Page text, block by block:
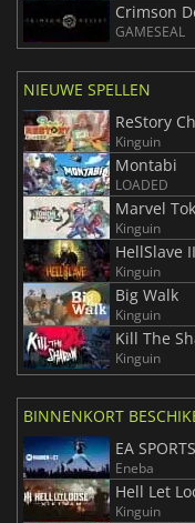
Crimson
GAMESEAL
NIEUWE SPELLEN
ReStory
Kinguin
Montabi
LOADED
Marvel
Kinguin
HellSlave
Kinguin
Big Walk
Kinguin
Kill The
Kinguin
BINNENKORT
EA
Eneba
Hell Let
Kinguin